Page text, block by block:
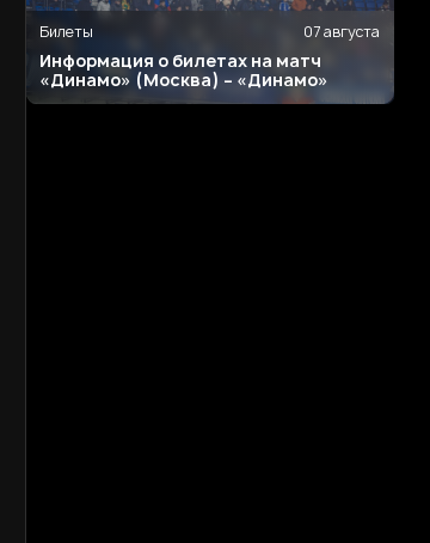
Билеты 07 августа
Информация о билетах на матч
«Динамо» (Москва) – «Динамо»